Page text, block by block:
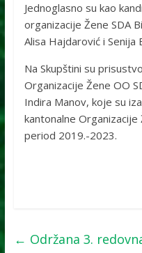
Jednoglasno su kao
organizacije Žene SDA
Alisa Hajdarović i Senija
Na Skupštini su
Organizacije Žene OO
Indira Manov, koje su
kantonalne Organizacije
period 2019.-2023.
← Održana 3.